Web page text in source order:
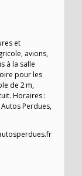
et
avions,
à la salle
pour les
de 2 m,
Horaires :
Perdues,